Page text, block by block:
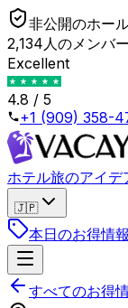
非公開のホー
2,134人のメンバ
Excellent
4.8 / 5
+1 (909) 358-
ホテル旅のアイデ
🇯🇵
本日のお得情
すべてのお得